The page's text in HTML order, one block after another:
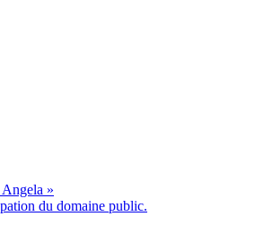
»
du domaine public.